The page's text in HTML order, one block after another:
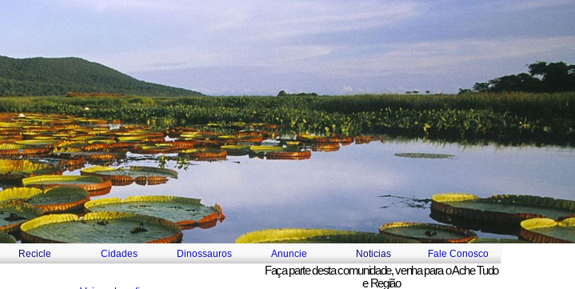
Recicle Cidades Dinossauros Anuncie Noticias Fale Conosco
Faça parte desta comunidade, venha para oAche Tudo
e Região